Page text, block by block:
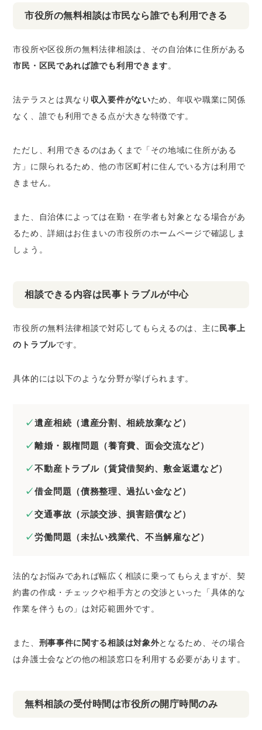
市役所の無料相談は市民なら誰でも利用できる
市役所や区役所の無料法律相談は、その自治体に住所がある
市民・区民であれば誰でも利用できます。
法テラスとは異なり 収入要件がないため、年収や職業に関係
なく、誰でも利用できる点が大きな特徴です。
ただし、利用できるのはあくまで「その地域に住所がある
方」に限られるため、他の市区町村に住んでいる方は利用で
きません。
また、自治体によっては在勤・在学者も対象となる場合があ
るため、詳細はお住まいの市役所のホームページで確認しま
しょう。
相談できる内容は民事トラブルが中心
市役所の無料法律相談で対応してもらえるのは、主に 民事上
のトラブルです。
具体的には以下のような分野が挙げられます。
遺産相続（遺産分割、相続放棄など）
離婚・親権問題（養育費、面会交流など）
不動産トラブル（賃貸借契約、敷金返還など）
借金問題（債務整理、過払い金など）
交通事故（示談交渉、損害賠償など）
労働問題（未払い残業代、不当解雇など）
法的なお悩みであれば幅広く相談に乗ってもらえますが、契
約書の作成・チェックや相手方との交渉といった「具体的な
作業を伴うもの」は対応範囲外です。
また、 刑事事件に関する相談は対象外となるため、その場合
は弁護士会などの他の相談窓口を利用する必要があります。
無料相談の受付時間は市役所の開庁時間のみ